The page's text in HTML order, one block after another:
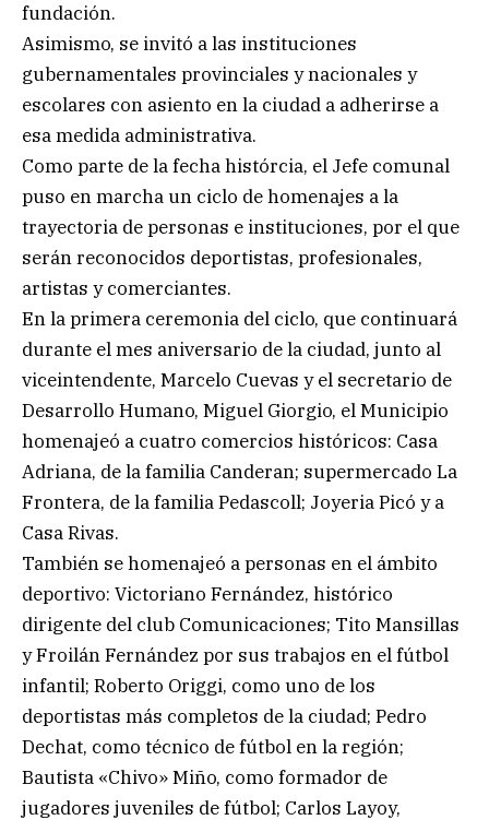
fundación.
Asimismo, se invitó a las instituciones
gubernamentales provinciales y nacionales y
escolares con asiento en la ciudad a adherirse a
esa medida administrativa.
Como parte de la fecha histórcia, el Jefe comunal
puso en marcha un ciclo de homenajes a la
trayectoria de personas e instituciones, por el que
serán reconocidos deportistas, profesionales,
artistas y comerciantes.
En la primera ceremonia del ciclo, que continuará
durante el mes aniversario de la ciudad, junto al
viceintendente, Marcelo Cuevas y el secretario de
Desarrollo Humano, Miguel Giorgio, el Municipio
homenajeó a cuatro comercios históricos: Casa
Adriana, de la familia Canderan; supermercado La
Frontera, de la familia Pedascoll; Joyeria Picó y a
Casa Rivas.
También se homenajeó a personas en el ámbito
deportivo: Victoriano Fernández, histórico
dirigente del club Comunicaciones; Tito Mansillas
y Froilán Fernández por sus trabajos en el fútbol
infantil; Roberto Origgi, como uno de los
deportistas más completos de la ciudad; Pedro
Dechat, como técnico de fútbol en la región;
Bautista «Chivo» Miño, como formador de
jugadores juveniles de fútbol; Carlos Layoy,